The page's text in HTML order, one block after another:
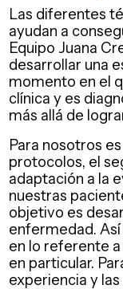
Las diferentes
ayudan a
Equipo Juana
desarrollar una
momento en el
clínica y es
más allá de
Para nosotros
protocolos, el
adaptación a la
nuestras
objetivo es
enfermedad.
en lo referente
en particular.
experiencia y